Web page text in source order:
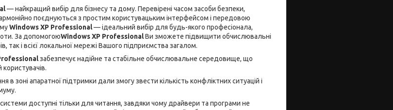
— найкращий вибір для бізнесу та дому. Перевірені часом засоби безпеки,
поєднуються з простим користувацьким інтерфейсом і передовою
Windows XP Professional— ідеальний вибір для будь-якого професіонала,
За допомогоюWindows XP ProfessionalВи зможете підвищити обчислювальні
так і всієї локальної мережі Вашого підприємства загалом.
забезпечує надійне та стабільне обчислювальне середовище, що
користувачів.
в зоні апаратної підтримки дали змогу звести кількість конфліктних ситуацій і
доступні тільки для читання, завдяки чому драйвери та програми не